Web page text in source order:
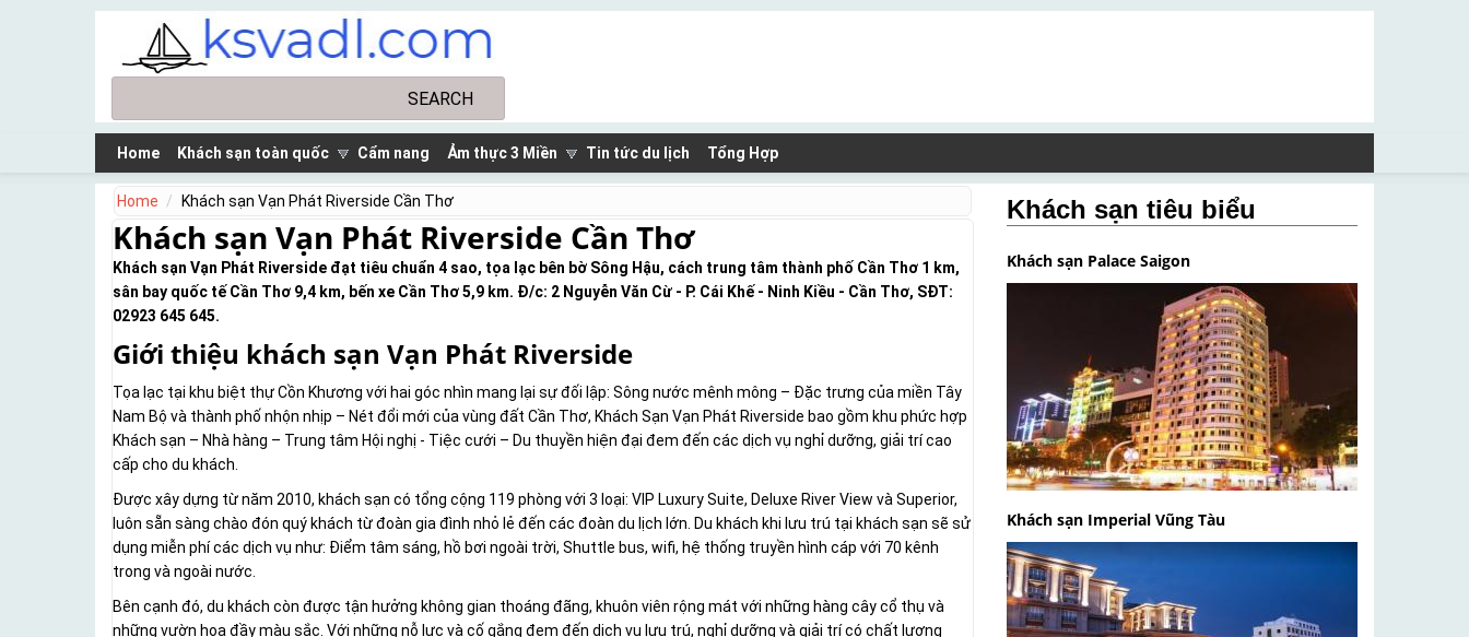
Skip to main content
Home Khách sạn toàn quốc Cẩm nang Ảm thực 3 Miền Tin tức du lịch Tổng Hợp
Home Khách sạn Vạn Phát Riverside Cần Thơ
Khách sạn Vạn Phát Riverside Cần Thơ
Khách sạn Vạn Phát Riverside đạt tiêu chuẩn 4 sao, tọa lạc bên bờ Sông Hậu, cách trung tâm thành phố Cần Thơ 1 km,
sân bay quốc tế Cần Thơ 9,4 km, bến xe Cần Thơ 5,9 km. Đ/c: 2 Nguyễn Văn Cừ - P. Cái Khế - Ninh Kiều - Cần Thơ, SĐT:
02923 645 645.
Giới thiệu khách sạn Vạn Phát Riverside
Tọa lạc tại khu biệt thự Cồn Khương với hai góc nhìn mang lại sự đối lập: Sông nước mênh mông – Đặc trưng của miền Tây
Nam Bộ và thành phố nhộn nhịp – Nét đổi mới của vùng đất Cần Thơ, Khách Sạn Vạn Phát Riverside bao gồm khu phức hợp
Khách sạn – Nhà hàng – Trung tâm Hội nghị - Tiệc cưới – Du thuyền hiện đại đem đến các dịch vụ nghỉ dưỡng, giải trí cao
cấp cho du khách.
Được xây dựng từ năm 2010, khách sạn có tổng cộng 119 phòng với 3 loại: VIP Luxury Suite, Deluxe River View và Superior,
luôn sẵn sàng chào đón quý khách từ đoàn gia đình nhỏ lẻ đến các đoàn du lịch lớn. Du khách khi lưu trú tại khách sạn sẽ sử
dụng miễn phí các dịch vụ như: Điểm tâm sáng, hồ bơi ngoài trời, Shuttle bus, wifi, hệ thống truyền hình cáp với 70 kênh
trong và ngoài nước.
Bên cạnh đó, du khách còn được tận hưởng không gian thoáng đãng, khuôn viên rộng mát với những hàng cây cổ thụ và
những vườn hoa đầy màu sắc. Với những nỗ lực và cố gắng đem đến dịch vụ lưu trú, nghỉ dưỡng và giải trí có chất lượng
Khách sạn tiêu biểu
Khách sạn Palace Saigon
Khách sạn Imperial Vũng Tàu